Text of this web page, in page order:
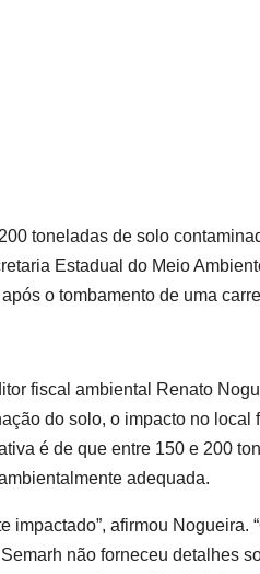
toneladas de solo
Estadual do Meio
o tombamento de uma
fiscal ambiental Renato
do solo, o impacto no
é de que entre 150 e 200
adequada.
impactado”, afirmou
Semarh não forneceu detalhes